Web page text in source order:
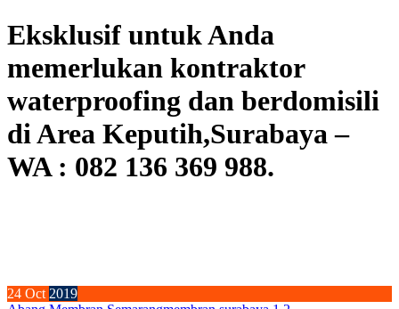
Eksklusif untuk Anda
memerlukan kontraktor
waterproofing dan berdomisili
di Area Keputih,Surabaya –
WA : 082 136 369 988.
24 Oct2019